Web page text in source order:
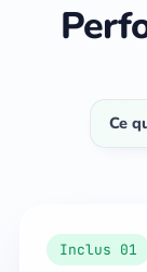
Ce
Inclus 01